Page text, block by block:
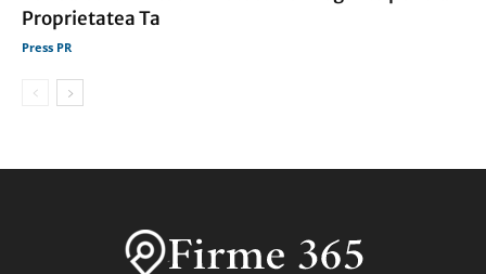
Proprietatea Ta
Press PR